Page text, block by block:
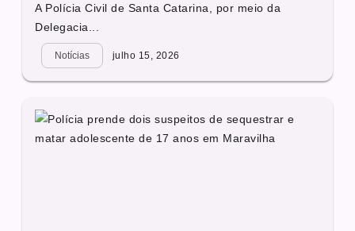
A Polícia Civil de Santa Catarina, por meio da
Delegacia...
Notícias julho 15, 2026